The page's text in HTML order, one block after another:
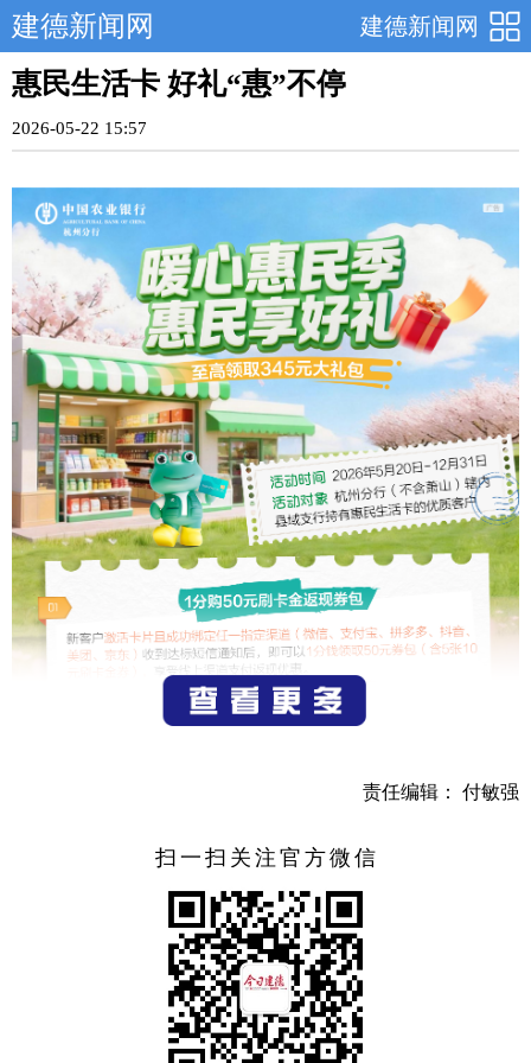
建德新闻网
建德新闻网
惠民生活卡 好礼“惠”不停
2026-05-22 15:57
责任编辑： 付敏强
扫一扫关注官方微信